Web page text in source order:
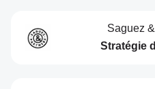
Saguez
Stratégie